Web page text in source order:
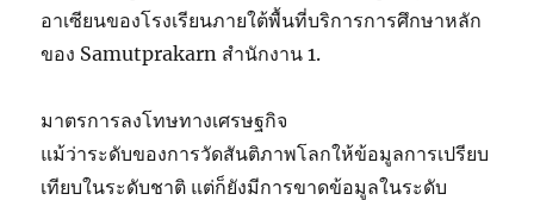
อาเซียนของโรงเรียนภายใต้พื้นที่บริการการศึกษาหลัก
ของ Samutprakarn สำนักงาน 1.
มาตรการลงโทษทางเศรษฐกิจ
แม้ว่าระดับของการวัดสันติภาพโลกให้ข้อมูลการเปรียบ
เทียบในระดับชาติ แต่ก็ยังมีการขาดข้อมูลในระดับ